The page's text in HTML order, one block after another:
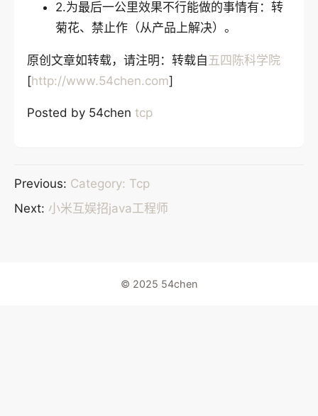
2.为最后一公里效果不行能做的事情有：转
菊花、禁止作（从产品上解决）。
原创文章如转载，请注明：转载自 五四陈科学院
[http://www.54chen.com]
Posted by 54chen tcp
Previous: Category: Tcp
Next: 小米互娱招java工程师
© 2025 54chen